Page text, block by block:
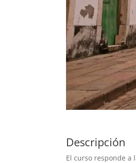
Descripción
El curso responde a